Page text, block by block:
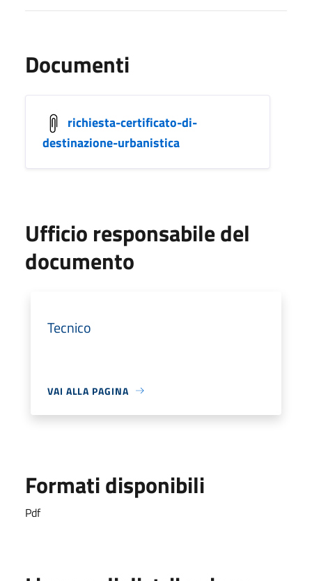
Documenti
richiesta-certificato-di-
destinazione-urbanistica
Ufficio responsabile del
documento
Tecnico
VAI ALLA PAGINA
Formati disponibili
Pdf